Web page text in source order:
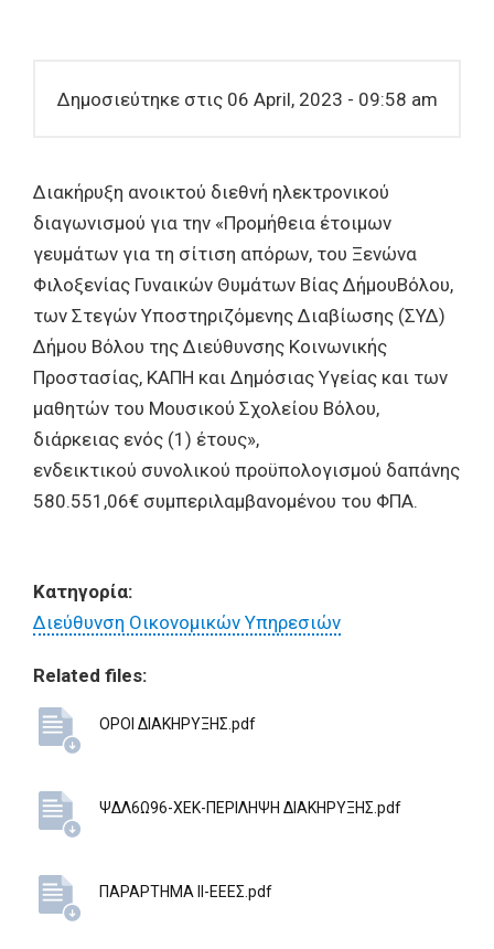
Δημοσιεύτηκε στις 06 April, 2023 - 09:58 am
Διακήρυξη ανοικτού διεθνή ηλεκτρονικού
διαγωνισμού για την «Προμήθεια έτοιμων
γευμάτων για τη σίτιση απόρων, του Ξενώνα
Φιλοξενίας Γυναικών Θυμάτων Βίας ΔήμουΒόλου,
των Στεγών Υποστηριζόμενης Διαβίωσης (ΣΥΔ)
Δήμου Βόλου της Διεύθυνσης Κοινωνικής
Προστασίας, ΚΑΠΗ και Δημόσιας Υγείας και των
μαθητών του Μουσικού Σχολείου Βόλου,
διάρκειας ενός (1) έτους»,
ενδεικτικού συνολικού προϋπολογισμού δαπάνης
580.551,06€ συμπεριλαμβανομένου του ΦΠΑ.
Κατηγορία:
Διεύθυνση Οικονομικών Υπηρεσιών
Related files:
ΟΡΟΙ ΔΙΑΚΗΡΥΞΗΣ.pdf
ΨΔΛ6Ω96-ΧΕΚ-ΠΕΡΙΛΗΨΗ ΔΙΑΚΗΡΥΞΗΣ.pdf
ΠΑΡΑΡΤΗΜΑ ΙΙ-ΕΕΕΣ.pdf